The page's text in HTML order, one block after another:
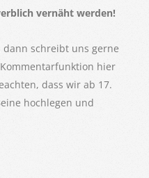
vernäht werden!
schreibt uns gerne
hier
dass wir ab 17.
hochlegen und